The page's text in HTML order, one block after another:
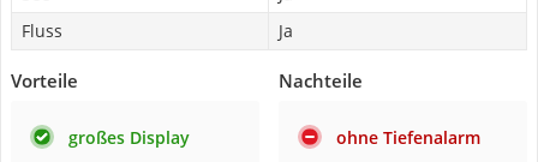
Fluss
Ja
Vorteile
großes Display
Nachteile
ohne Tiefenalarm